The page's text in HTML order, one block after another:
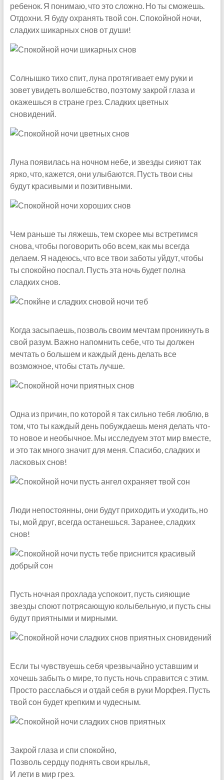
ребенок. Я понимаю, что это сложно. Но ты сможешь.
Отдохни. Я буду охранять твой сон. Спокойной ночи,
сладких шикарных снов от души!
Солнышко тихо спит, луна протягивает ему руки и
зовет увидеть волшебство, поэтому закрой глаза и
окажешься в стране грез. Сладких цветных
сновидений.
Луна появилась на ночном небе, и звезды сияют так
ярко, что, кажется, они улыбаются. Пусть твои сны
будут красивыми и позитивными.
Чем раньше ты ляжешь, тем скорее мы встретимся
снова, чтобы поговорить обо всем, как мы всегда
делаем. Я надеюсь, что все твои заботы уйдут, чтобы
ты спокойно поспал. Пусть эта ночь будет полна
сладких снов.
Когда засыпаешь, позволь своим мечтам проникнуть в
свой разум. Важно напомнить себе, что ты должен
мечтать о большем и каждый день делать все
возможное, чтобы стать лучше.
Одна из причин, по которой я так сильно тебя люблю, в
том, что ты каждый день побуждаешь меня делать что-
то новое и необычное. Мы исследуем этот мир вместе,
и это так много значит для меня. Спасибо, сладких и
ласковых снов!
Люди непостоянны, они будут приходить и уходить, но
ты, мой друг, всегда останешься. Заранее, сладких
снов!
Пусть ночная прохлада успокоит, пусть сияющие
звезды споют потрясающую колыбельную, и пусть сны
будут приятными и мирными.
Если ты чувствуешь себя чрезвычайно уставшим и
хочешь забыть о мире, то пусть ночь справится с этим.
Просто расслабься и отдай себя в руки Морфея. Пусть
твой сон будет крепким и чудесным.
Закрой глаза и спи спокойно,
Позволь сердцу поднять свои крылья,
И лети в мир грез.